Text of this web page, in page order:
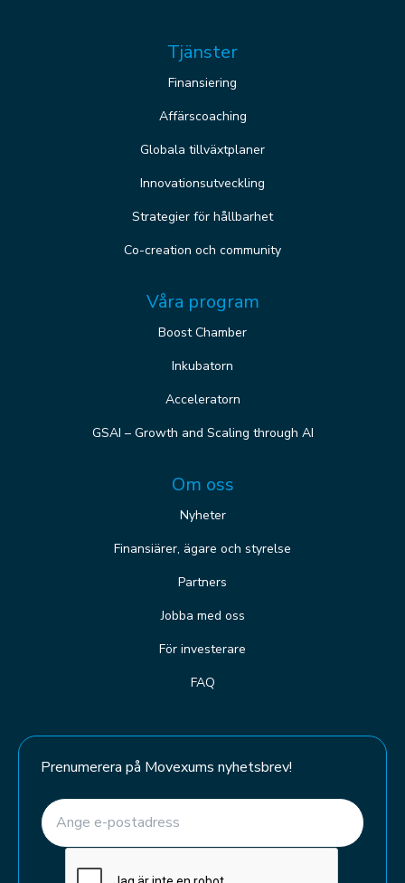
Tjänster
Finansiering
Affärscoaching
Globala tillväxtplaner
Innovationsutveckling
Strategier för hållbarhet
Co-creation och community
Våra program
Boost Chamber
Inkubatorn
Acceleratorn
GSAI – Growth and Scaling through AI
Om oss
Nyheter
Finansiärer, ägare och styrelse
Partners
Jobba med oss
För investerare
FAQ
Prenumerera på Movexums nyhetsbrev!
E-post